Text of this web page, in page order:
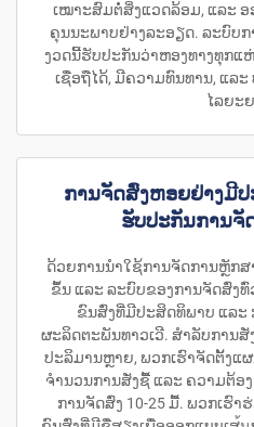
ເໝາະສົມຕໍ່ສິ່ງແວດລ້ອມ, ແລະ
ຄຸນນະພາບຢ່າງລະອຽດ. ລະບົບ
ງວດນີ້ຮັບປະກັນວ່າຫອງທາງທຸກແ
ເຊື່ອຖືໄດ້, ມີຄວາມທົນທານ, ແລ
ໄລຍະ
ການຈັດສົ່ງຫອຍຢ່າງມີ
ຮັບປະກັນການຈັ
ດ້ວຍການນຳໃຊ້ການຈັດການຫຼັກ
ຂຶ້ນ ແລະ ລະບົບຂອງການຈັດສົ່ງ
ຂົນສົ່ງທີ່ມີປະສິດທິພາບ ແລະ
ຜະລິດຕະພັນທາວເວີ. ສຳລັບການ
ປະລິມານຫຼາຍ, ພວກເຮົາຈັດຕັ້ງແ
ຈຳນວນການສັ່ງຊື້ ແລະ ຄວາມຕ້ອ
ການຈັດສົ່ງ 10-25 ມື້. ພວກເຮົ